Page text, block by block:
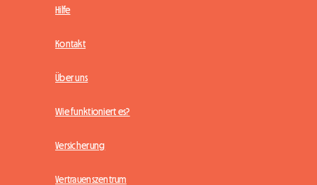
Hilfe
Kontakt
Über uns
Wie funktioniert es?
Versicherung
Vertrauenszentrum